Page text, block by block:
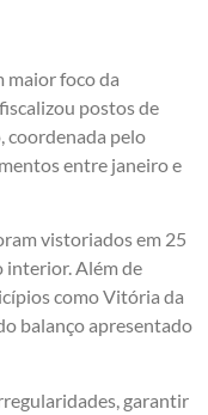
maior foco da
postos de
coordenada pelo
entre janeiro e
vistoriados em 25
interior. Além de
como Vitória da
balanço apresentado
garantir